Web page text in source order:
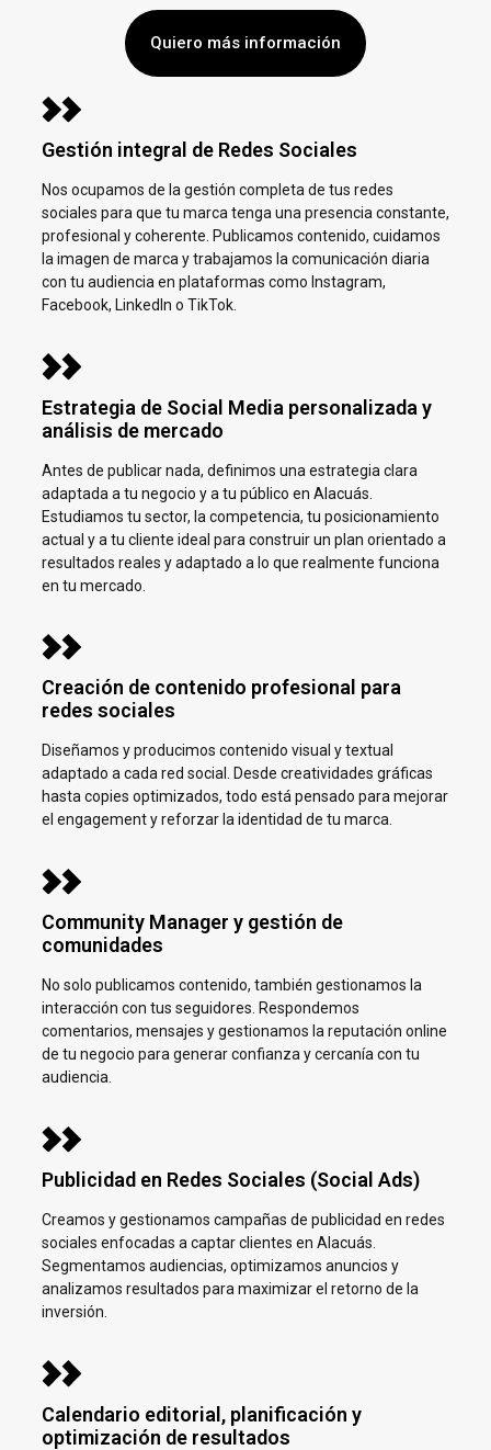
Quiero más información
Gestión integral de Redes Sociales
Nos ocupamos de la gestión completa de tus redes
sociales para que tu marca tenga una presencia constante,
profesional y coherente. Publicamos contenido, cuidamos
la imagen de marca y trabajamos la comunicación diaria
con tu audiencia en plataformas como Instagram,
Facebook, LinkedIn o TikTok.
Estrategia de Social Media personalizada y
análisis de mercado
Antes de publicar nada, definimos una estrategia clara
adaptada a tu negocio y a tu público en Alacuás.
Estudiamos tu sector, la competencia, tu posicionamiento
actual y a tu cliente ideal para construir un plan orientado a
resultados reales y adaptado a lo que realmente funciona
en tu mercado.
Creación de contenido profesional para
redes sociales
Diseñamos y producimos contenido visual y textual
adaptado a cada red social. Desde creatividades gráficas
hasta copies optimizados, todo está pensado para mejorar
el engagement y reforzar la identidad de tu marca.
Community Manager y gestión de
comunidades
No solo publicamos contenido, también gestionamos la
interacción con tus seguidores. Respondemos
comentarios, mensajes y gestionamos la reputación online
de tu negocio para generar confianza y cercanía con tu
audiencia.
Publicidad en Redes Sociales (Social Ads)
Creamos y gestionamos campañas de publicidad en redes
sociales enfocadas a captar clientes en Alacuás.
Segmentamos audiencias, optimizamos anuncios y
analizamos resultados para maximizar el retorno de la
inversión.
Calendario editorial, planificación y
optimización de resultados